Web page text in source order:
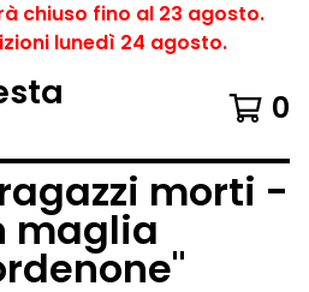
chiuso fino al 23 agosto.
lunedì 24 agosto.
0
morti -
maglia